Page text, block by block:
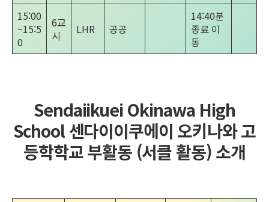
15:00
~15:5
0
6교
시
LHR 공공
14:40분
종료 이
동
Sendaiikuei Okinawa High
School 센다이이쿠에이 오키나와 고
등학학교 부활동 (서클 활동) 소개